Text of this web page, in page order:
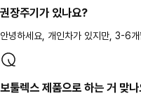
권장주기가 있나요?
안녕하세요, 개인차가 있지만, 3-
보툴렉스 제품으로 하는 거 맞